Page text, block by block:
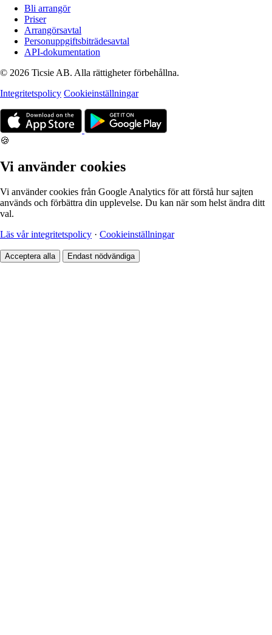
Bli arrangör
Priser
Arrangörsavtal
Personuppgiftsbiträdesavtal
API-dokumentation
© 2026 Ticsie AB. Alla rättigheter förbehållna.
Integritetspolicy Cookieinställningar
🍪
Vi använder cookies
Vi använder cookies från Google Analytics för att förstå hur sajten
används och förbättra din upplevelse. Du kan när som helst ändra ditt
val.
Läs vår integritetspolicy · Cookieinställningar
Acceptera alla Endast nödvändiga